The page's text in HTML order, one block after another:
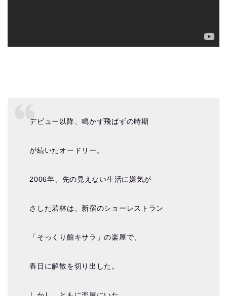
デビュー以降、鳴かず飛ばずの時期
が続いたオードリー。
2006年、先の見えない生活に嫌気が
さした若林は、新宿のショーレストラン
「そっくり館キサラ」の楽屋で、
春日に解散を切り出した。